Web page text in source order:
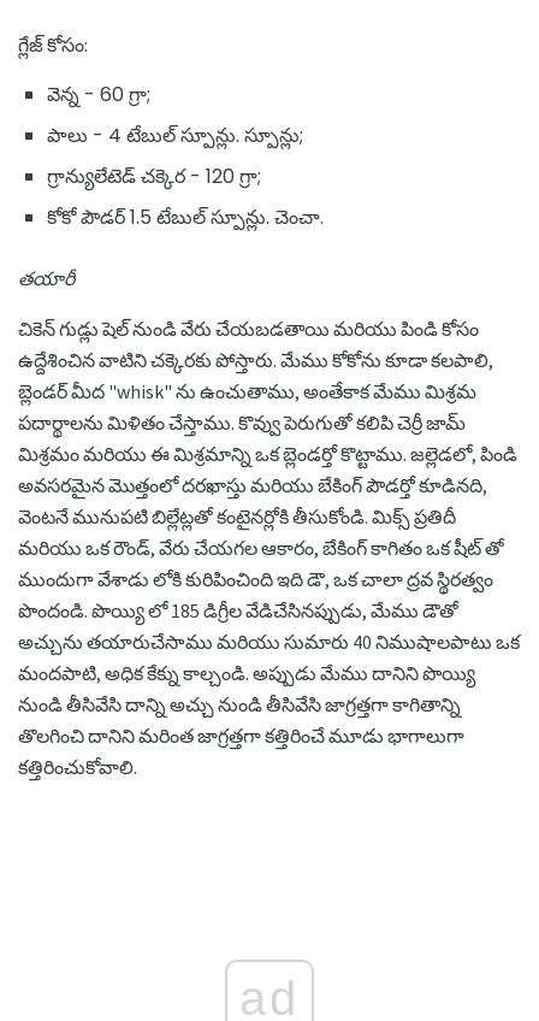
గ్లేజ్ కోసం:
వెన్న - 60 గ్రా;
పాలు - 4 టేబుల్ స్పూన్లు. స్పూన్లు;
గ్రాన్యులేటెడ్ చక్కెర - 120 గ్రా;
కోకో పౌడర్ 1.5 టేబుల్ స్పూన్లు. చెంచా.
తయారీ
చికెన్ గుడ్లు షెల్ నుండి వేరు చేయబడతాయి మరియు పిండి కోసం
ఉద్దేశించిన వాటిని చక్కెరకు పోస్తారు. మేము కోకోను కూడా కలపాలి,
బ్లెండర్ మీద "whisk" ను ఉంచుతాము, అంతేకాక మేము మిశ్రమ
పదార్థాలను మిళితం చేస్తాము. కొవ్వు పెరుగుతో కలిపి చెర్రీ జామ్
మిశ్రమం మరియు ఈ మిశ్రమాన్ని ఒక బ్లెండర్తో కొట్టాము. జల్లెడలో, పిండి
అవసరమైన మొత్తంలో దరఖాస్తు మరియు బేకింగ్ పౌడర్తో కూడినది,
వెంటనే మునుపటి బిల్లేట్లతో కంటైనర్లోకి తీసుకోండి. మిక్స్ ప్రతిదీ
మరియు ఒక రౌండ్, వేరు చేయగల ఆకారం, బేకింగ్ కాగితం ఒక షీట్ తో
ముందుగా వేశాడు లోకి కురిపించింది ఇది డౌ, ఒక చాలా ద్రవ స్థిరత్వం
పొందండి. పొయ్యి లో 185 డిగ్రీల వేడిచేసినప్పుడు, మేము డౌతో
అచ్చును తయారుచేసాము మరియు సుమారు 40 నిముషాలపాటు ఒక
మందపాటి, అధిక కేక్ను కాల్చండి. అప్పుడు మేము దానిని పొయ్యి
నుండి తీసివేసి దాన్ని అచ్చు నుండి తీసివేసి జాగ్రత్తగా కాగితాన్ని
తొలగించి దానిని మరింత జాగ్రత్తగా కత్తిరించే మూడు భాగాలుగా
కత్తిరించుకోవాలి.
ad